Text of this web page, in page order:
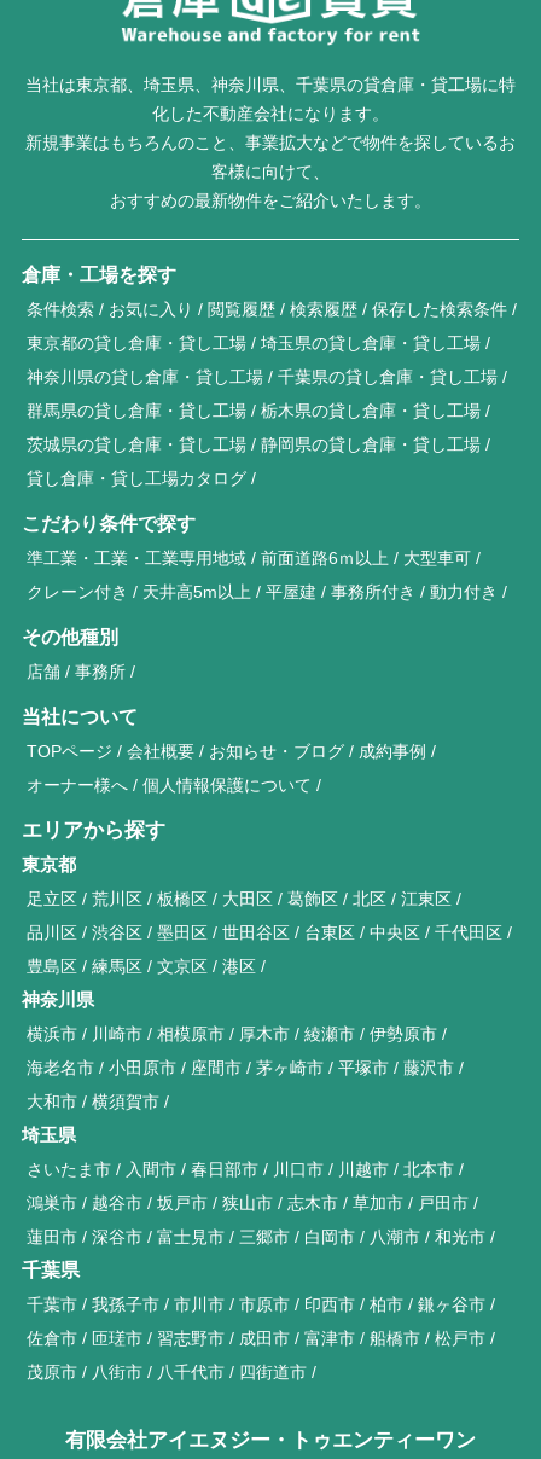
当社は東京都、埼玉県、神奈川県、千葉県の貸倉庫・貸工場に特
化した不動産会社になります。
新規事業はもちろんのこと、事業拡大などで物件を探しているお
客様に向けて、
おすすめの最新物件をご紹介いたします。
倉庫・工場を探す
条件検索 お気に入り 閲覧履歴 検索履歴
保存した検索条件
東京都の貸し倉庫・貸し工場
埼玉県の貸し倉庫・貸し工場
神奈川県の貸し倉庫・貸し工場
千葉県の貸し倉庫・貸し工場
群馬県の貸し倉庫・貸し工場
栃木県の貸し倉庫・貸し工場
茨城県の貸し倉庫・貸し工場
静岡県の貸し倉庫・貸し工場
貸し倉庫・貸し工場カタログ
こだわり条件で探す
準工業・工業・工業専用地域 前面道路6ｍ以上
大型車可
クレーン付き
天井高5m以上 平屋建 事務所付き 動力付き
その他種別
店舗 事務所
当社について
TOPページ 会社概要 お知らせ・ブログ
成約事例
オーナー様へ
個人情報保護について
エリアから探す
東京都
足立区 荒川区 板橋区 大田区 葛飾区 北区
江東区
品川区
渋谷区 墨田区 世田谷区 台東区 中央区
千代田区
豊島区
練馬区 文京区 港区
神奈川県
横浜市 川崎市 相模原市 厚木市 綾瀬市
伊勢原市
海老名市
小田原市 座間市 茅ヶ崎市 平塚市
藤沢市
大和市
横須賀市
埼玉県
さいたま市 入間市 春日部市 川口市 川越市
北本市
鴻巣市
越谷市 坂戸市 狭山市 志木市 草加市
戸田市
蓮田市
深谷市 富士見市 三郷市 白岡市 八潮市 和光市
千葉県
千葉市 我孫子市 市川市 市原市 印西市 柏市
鎌ヶ谷市
佐倉市
匝瑳市 習志野市 成田市 富津市 船橋市
松戸市
茂原市
八街市 八千代市 四街道市
有限会社アイエヌジー・トゥエンティーワン